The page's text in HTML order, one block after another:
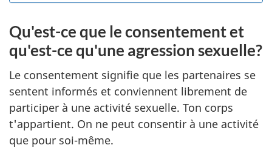
Qu'est-ce que le consentement et
qu'est-ce qu'une agression sexuelle?
Le consentement signifie que les partenaires se
sentent informés et conviennent librement de
participer à une activité sexuelle. Ton corps
t'appartient. On ne peut consentir à une activité
que pour soi-même.